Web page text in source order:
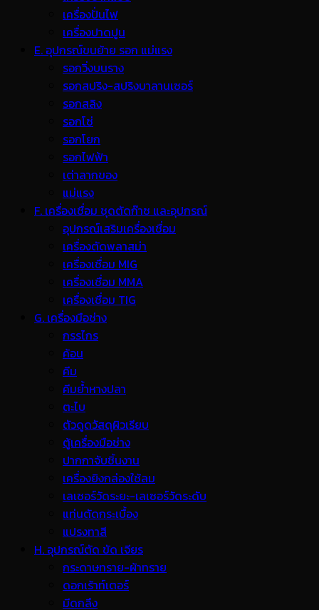
เครื่องปั่นไฟ
เครื่องปาดปูน
E. อุปกรณ์ขนย้าย รอก แม่แรง
รอกวิ่งบนราง
รอกสปริง-สปริงบาลานเซอร์
รอกสลิง
รอกโซ่
รอกโยก
รอกไฟฟ้า
เต่าลากของ
แม่แรง
F. เครื่องเชื่อม ชุดตัดก๊าซ และอุปกรณ์
อุปกรณ์เสริมเครื่องเชื่อม
เครื่องตัดพลาสม่า
เครื่องเชื่อม MIG
เครื่องเชื่อม MMA
เครื่องเชื่อม TIG
G. เครื่องมือช่าง
กรรไกร
ค้อน
คีม
คีมย้ำหางปลา
ตะไบ
ตัวดูดวัสดุผิวเรียบ
ตู้เครื่องมือช่าง
ปากกาจับชิ้นงาน
เครื่องยิงกล่องใช้ลม
เลเซอร์วัดระยะ-เลเซอร์วัดระดับ
แท่นตัดกระเบื้อง
แปรงทาสี
H. อุปกรณ์ตัด ขัด เจียร
กระดาษทราย-ผ้าทราย
ดอกเร้าท์เตอร์
มีดกลึง